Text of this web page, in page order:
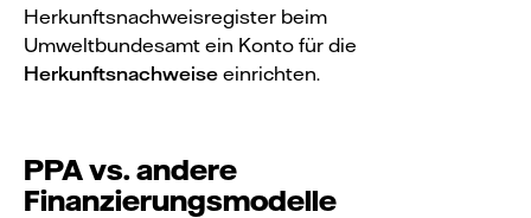
Herkunftsnachweisregister beim
Umweltbundesamt ein Konto für die
Herkunftsnachweise einrichten.
PPA vs. andere
Finanzierungsmodelle